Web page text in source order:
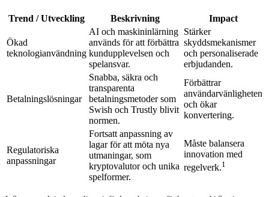
Trend / Utveckling Beskrivning Impact
Ökad
teknologianvändning
AI och maskininlärning
används för att förbättra
kundupplevelsen och
spelansvar.
Stärker
skyddsmekanismer
och personaliserade
erbjudanden.
Betalningslösningar
Snabba, säkra och
transparenta
betalningsmetoder som
Swish och Trustly blivit
normen.
Förbättrar
användarvänligheten
och ökar
konvertering.
Regulatoriska
anpassningar
Fortsatt anpassning av
lagar för att möta nya
utmaningar, som
kryptovalutor och unika
spelformer.
Måste balansera
innovation med
regelverk.1